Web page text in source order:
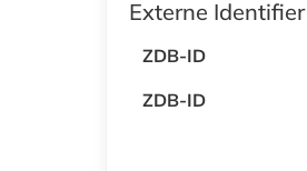
Externe Identifier
ZDB-ID
ZDB-ID